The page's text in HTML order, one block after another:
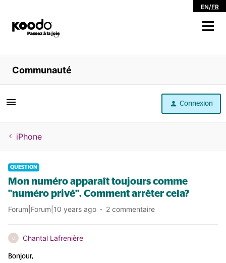
EN/FR
Magasiner
Libre service
Aide
Communauté
Connexion
iPhone
QUESTION
Mon numéro apparaît toujours comme
"numéro privé". Comment arrêter cela?
Forum|Forum|10 years ago 2 commentaire
C Chantal Lafrenière
Bonjour,